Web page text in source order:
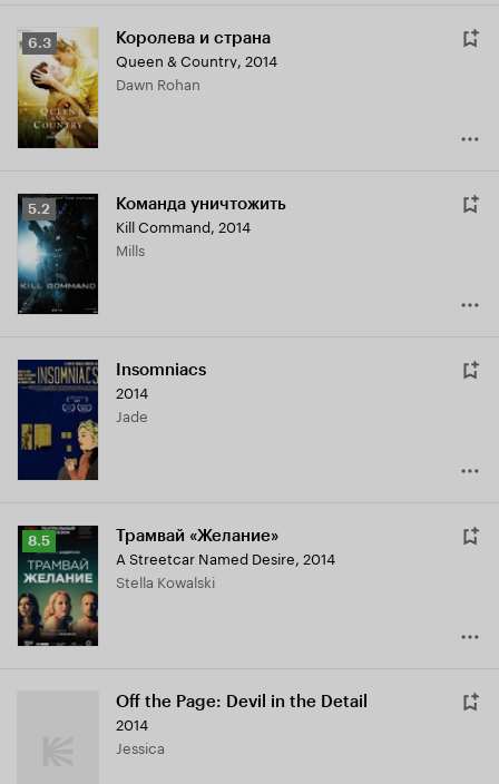
Рейтинг
Кинопоиска
6.3
6.3 Королева и страна
Queen & Country, 2014
Dawn Rohan
Рейтинг
Кинопоиска
5.2
5.2 Команда уничтожить
Kill Command, 2014
Mills
Insomniacs
2014
Jade
Рейтинг
Кинопоиска
8.5
8.5 Трамвай «Желание»
A Streetcar Named Desire, 2014
Stella Kowalski
Off the Page: Devil in the Detail
2014
Jessica